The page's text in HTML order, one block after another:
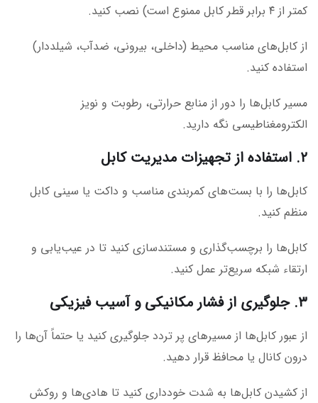
کمتر از ۴ برابر قطر کابل ممنوع است) نصب کنید.
از کابل‌های مناسب محیط (داخلی، بیرونی، ضدآب، شیلددار)
استفاده کنید.
مسیر کابل‌ها را دور از منابع حرارتی، رطوبت و نویز
الکترومغناطیسی نگه دارید.
۲. استفاده از تجهیزات مدیریت کابل
کابل‌ها را با بست‌های کمربندی مناسب و داکت یا سینی کابل
منظم کنید.
کابل‌ها را برچسب‌گذاری و مستندسازی کنید تا در عیب‌یابی و
ارتقاء شبکه سریع‌تر عمل کنید.
۳. جلوگیری از فشار مکانیکی و آسیب فیزیکی
از عبور کابل‌ها از مسیرهای پر تردد جلوگیری کنید یا حتماً آن‌ها را
درون کانال یا محافظ قرار دهید.
از کشیدن کابل‌ها به شدت خودداری کنید تا هادی‌ها و روکش